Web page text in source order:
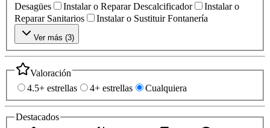
Desagües
Instalar o Reparar Descalcificador
Instalar o
Reparar Sanitarios
Instalar o Sustituir Fontanería
Ver más (3)
Valoración
4.5+ estrellas
4+ estrellas Cualquiera
Destacados